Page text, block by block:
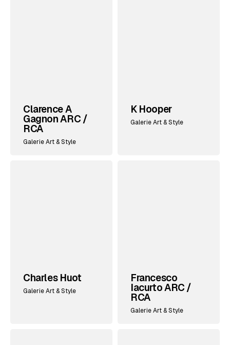
Clarence A
Gagnon ARC /
RCA
Galerie Art & Style
K Hooper
Galerie Art & Style
Charles Huot
Galerie Art & Style
Francesco
Iacurto ARC /
RCA
Galerie Art & Style